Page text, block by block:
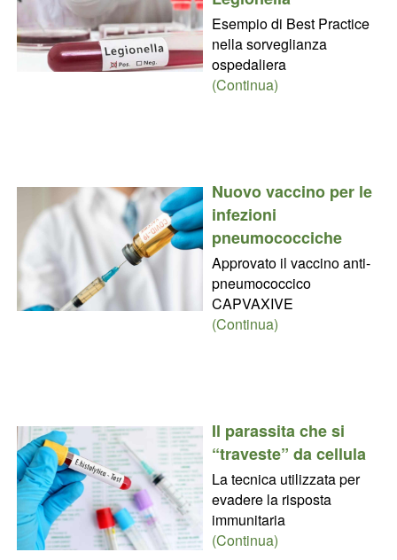
Esempio di Best Practice
nella sorveglianza
ospedaliera
(Continua)
Nuovo vaccino per le
infezioni
pneumococciche
Approvato il vaccino anti-
pneumococcico
CAPVAXIVE
(Continua)
Il parassita che si
“traveste” da cellula
La tecnica utilizzata per
evadere la risposta
immunitaria
(Continua)